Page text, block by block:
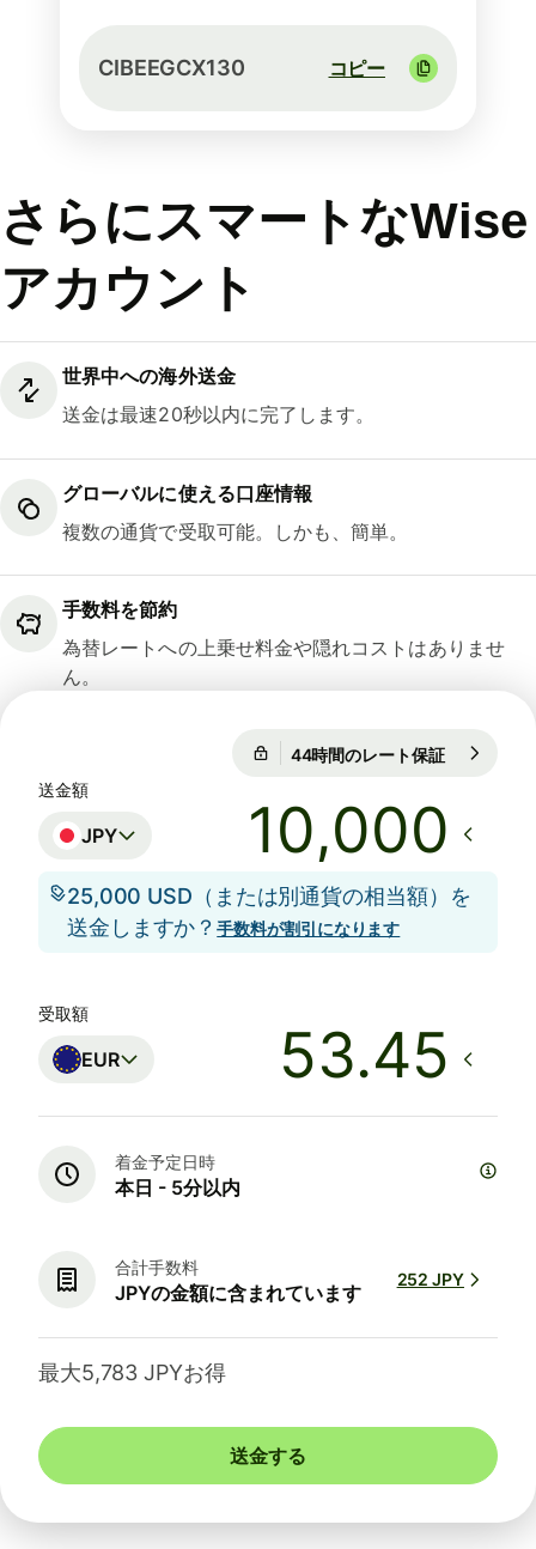
CIBEEGCX130 コピー
さらにスマートなWise
アカウント
世界中への海外送金
送金は最速20秒以内に完了します。
グローバルに使える口座情報
複数の通貨で受取可能。しかも、簡単。
手数料を節約
為替レートへの上乗せ料金や隠れコストはありませ
ん。
44時間のレート保証
送金額
JPY
25,000 USD（または別通貨の相当額）を
送金しますか？手数料が割引になります
受取額
EUR
着金予定日時
本日 - 5分以内
合計手数料
JPYの金額に含まれています
252 JPY
最大5,783 JPYお得
送金する